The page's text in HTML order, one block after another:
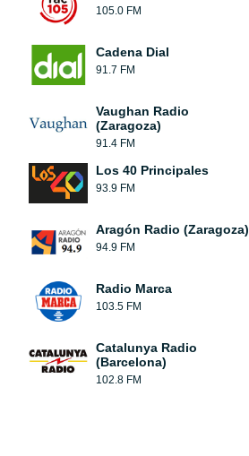
105.0 FM
Cadena Dial
91.7 FM
Vaughan Radio
(Zaragoza)
91.4 FM
Los 40 Principales
93.9 FM
Aragón Radio (Zaragoza)
94.9 FM
Radio Marca
103.5 FM
Catalunya Radio
(Barcelona)
102.8 FM